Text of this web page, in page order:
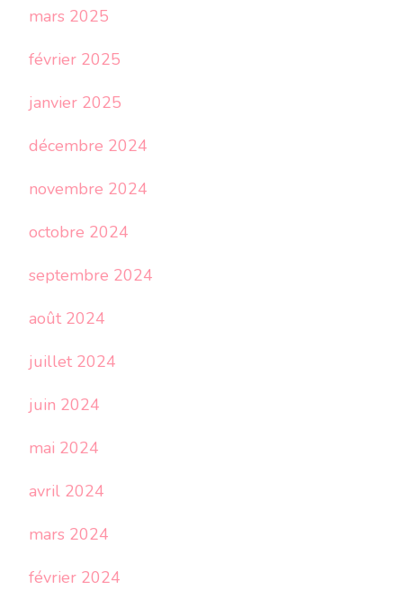
mars 2025
février 2025
janvier 2025
décembre 2024
novembre 2024
octobre 2024
septembre 2024
août 2024
juillet 2024
juin 2024
mai 2024
avril 2024
mars 2024
février 2024